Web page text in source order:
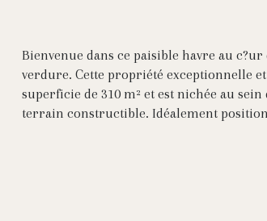
Bienvenue dans ce paisible havre au
verdure. Cette propriété exceptionnelle
superficie de 310 m² et est nichée au
terrain constructible. Idéalement
résidence offre une flexibilité qui en fait
d'hôte. L'entrée, en tant que pivot